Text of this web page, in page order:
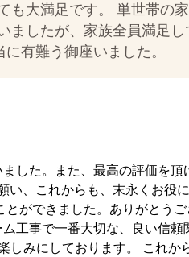
大満足です。 単世帯の
したが、家族全員満足
有難う御座いました。
た。また、最高の評価を
、これからも、末永くお役
ができました。ありがとう
工事で一番大切な、良い信
みにしております。 これか